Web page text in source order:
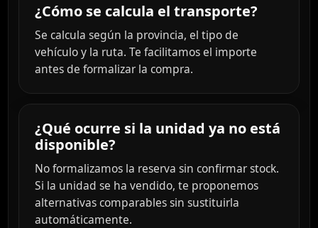
¿Cómo se calcula el transporte?
Se calcula según la provincia, el tipo de
vehículo y la ruta. Te facilitamos el importe
antes de formalizar la compra.
¿Qué ocurre si la unidad ya no está
disponible?
No formalizamos la reserva sin confirmar stock.
Si la unidad se ha vendido, te proponemos
alternativas comparables sin sustituirla
automáticamente.